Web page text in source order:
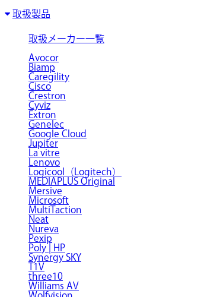
取扱製品
取扱メーカー一覧
Avocor
Biamp
Caregility
Cisco
Crestron
Cyviz
Extron
Genelec
Google Cloud
Jupiter
La vitre
Lenovo
Logicool（Logitech）
MEDIAPLUS Original
Mersive
Microsoft
MultiTaction
Neat
Nureva
Pexip
Poly | HP
Synergy SKY
T1V
three10
Williams AV